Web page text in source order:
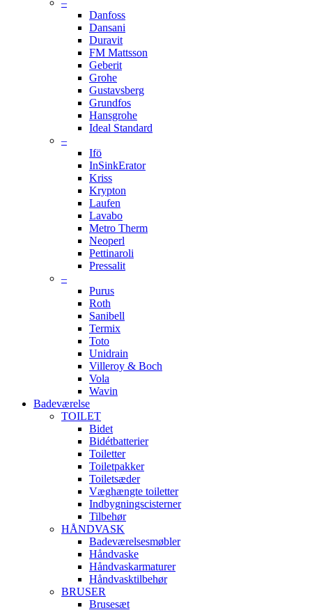
–
Danfoss
Dansani
Duravit
FM Mattsson
Geberit
Grohe
Gustavsberg
Grundfos
Hansgrohe
Ideal Standard
–
Ifö
InSinkErator
Kriss
Krypton
Laufen
Lavabo
Metro Therm
Neoperl
Pettinaroli
Pressalit
–
Purus
Roth
Sanibell
Termix
Toto
Unidrain
Villeroy & Boch
Vola
Wavin
Badeværelse
TOILET
Bidet
Bidétbatterier
Toiletter
Toiletpakker
Toiletsæder
Væghængte toiletter
Indbygningscisterner
Tilbehør
HÅNDVASK
Badeværelsesmøbler
Håndvaske
Håndvaskarmaturer
Håndvasktilbehør
BRUSER
Brusesæt